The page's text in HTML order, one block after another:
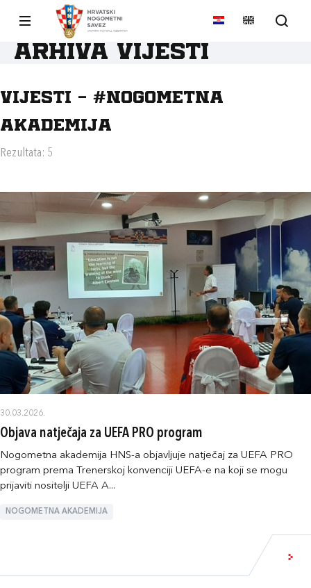
Arhiva vijesti
Vijesti - #NOGOMETNA
AKADEMIJA
Rezultata: 5
30.03.2026.
Objava natječaja za UEFA PRO program
Nogometna akademija HNS-a objavljuje natječaj za UEFA PRO
program prema Trenerskoj konvenciji UEFA-e na koji se mogu
prijaviti nositelji UEFA A...
NOGOMETNA AKADEMIJA